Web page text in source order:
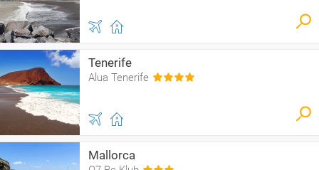
Tenerife
Alua Tenerife
Mallorca